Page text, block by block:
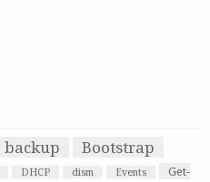
backup
Bootstrap
DHCP dism Events
Get-